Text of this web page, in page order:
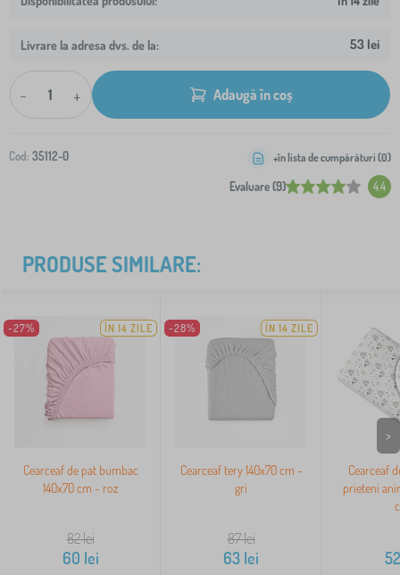
Livrare la adresa dvs. de la: 53 lei
- + Adaugă în coș
Cod: 35112-0
Evaluare (9) 4.4
+în lista de cumpărături (0)
PRODUSE SIMILARE:
-27% ÎN 14 ZILE
Cearceaf de pat bumbac
140x70 cm - roz
82lei
60 lei
-28% ÎN 14 ZILE
Cearceaf tery 140x70 cm -
gri
87lei
63 lei
Cearceaf
prieteni
52
>